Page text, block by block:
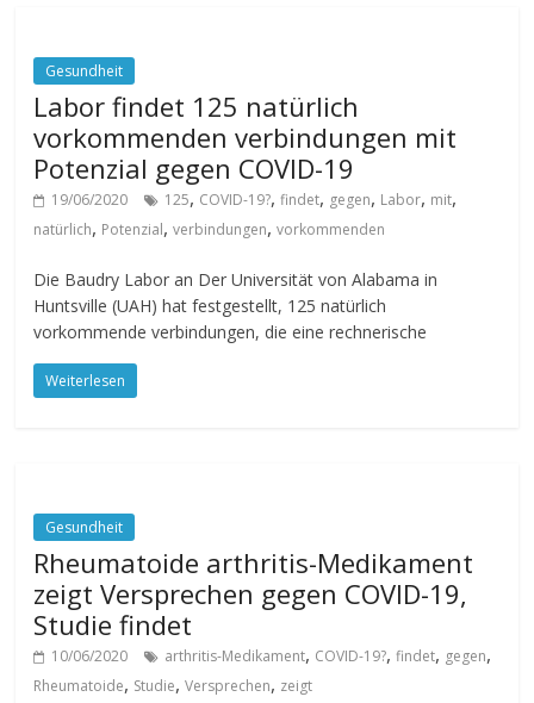
Gesundheit
Labor findet 125 natürlich
vorkommenden verbindungen mit
Potenzial gegen COVID-19
19/06/2020 125, COVID-19?,findet, gegen, Labor, mit,
natürlich, Potenzial,verbindungen,vorkommenden
Die Baudry Labor an Der Universität von Alabama in
Huntsville (UAH) hat festgestellt, 125 natürlich
vorkommende verbindungen, die eine rechnerische
Weiterlesen
Gesundheit
Rheumatoide arthritis-Medikament
zeigt Versprechen gegen COVID-19,
Studie findet
10/06/2020 arthritis-Medikament, COVID-19?,findet, gegen,
Rheumatoide, Studie,Versprechen, zeigt